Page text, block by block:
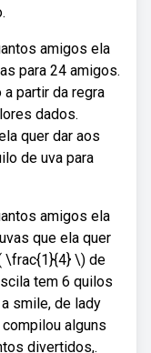
amigos ela
para 24 amigos.
partir da regra
dados.
quer dar aos
de uva para
amigos ela
que ela quer
\frac{1}{4} \) de
tem 6 quilos
smile, de lady
alguns
divertidos,.